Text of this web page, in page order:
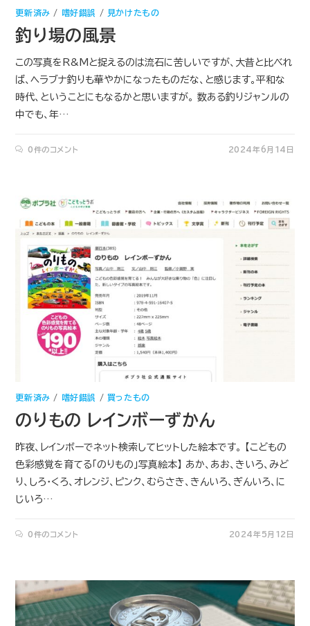
更新済み / 嗜好錯誤 / 見かけたもの
釣り場の風景
この写真をR&Mと捉えるのは流石に苦しいですが、大昔と比べれ
ば、ヘラブナ釣りも華やかになったものだな、と感じます。平和な
時代、ということにもなるかと思いますが。 数ある釣りジャンルの
中でも、年…
0件のコメント 2024年6月14日
更新済み / 嗜好錯誤 / 買ったもの
のりもの レインボーずかん
昨夜、レインボーでネット検索してヒットした絵本です。 【こどもの
色彩感覚を育てる「のりもの」写真絵本】 あか、あお、きいろ、みど
り、しろ・くろ、オレンジ、ピンク、むらさき、きんいろ、ぎんいろ、に
じいろ…
0件のコメント 2024年5月12日